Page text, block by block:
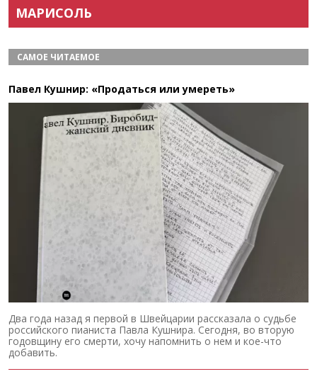
МАРИСОЛЬ
САМОЕ ЧИТАЕМОЕ
Павел Кушнир: «Продаться или умереть»
Два года назад я первой в Швейцарии рассказала о судьбе
российского пианиста Павла Кушнира. Сегодня, во вторую
годовщину его смерти, хочу напомнить о нем и кое-что
добавить.